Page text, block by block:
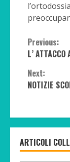
Previous:
L’
Next:
NOTIZIE
ARTICOLI